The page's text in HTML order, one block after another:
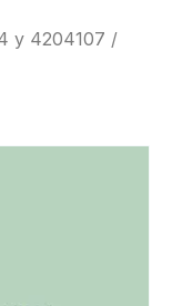
y 4204107 /